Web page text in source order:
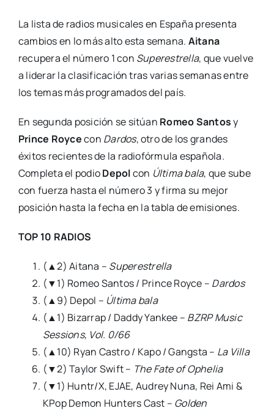
La lista de radios musicales en España presenta
cambios en lo más alto esta semana. Aitana
recupera el número 1 con Superestrella, que vuelve
a liderar la clasificación tras varias semanas entre
los temas más programados del país.
En segunda posición se sitúan Romeo Santosy
Prince Roycecon Dardos, otro de los grandes
éxitos recientes de la radiofórmula española.
Completa el podioDepolcon Última bala, que sube
con fuerza hasta el número 3 y firma su mejor
posición hasta la fecha en la tabla de emisiones.
TOP 10 RADIOS
(▲2) Aitana – Superestrella
(▼1) Romeo Santos / Prince Royce – Dardos
(▲9) Depol – Última bala
(▲1) Bizarrap / Daddy Yankee – BZRP Music
Sessions, Vol. 0/66
(▲10) Ryan Castro / Kapo / Gangsta – La Villa
(▼2) Taylor Swift – The Fate of Ophelia
(▼1) Huntr/X, EJAE, Audrey Nuna, Rei Ami &
KPop Demon Hunters Cast – Golden